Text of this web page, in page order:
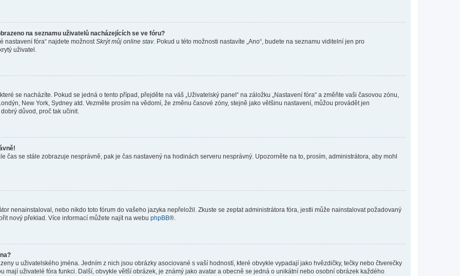
na seznamu uživatelů nacházejících se ve fóru?
nastavení fóra“ najdete možnost Skrýt můj online stav. Pokud u této možnosti nastavíte „Ano“, budete na seznamu viditelní jen pro
uživatel.
se nacházíte. Pokud se jedná o tento případ, přejděte na váš „Uživatelský panel“ na záložku „Nastavení fóra“ a změňte vaši časovou zónu,
New York, Sydney atd. Vezměte prosím na vědomí, že změnu časové zóny, stejně jako většinu nastavení, můžou provádět jen
důvod, proč tak učinit.
čas se stále zobrazuje nesprávně, pak je čas nastavený na hodinách serveru nesprávný. Upozorněte na to, prosím, administrátora, aby mohl
nenainstaloval, nebo nikdo toto fórum do vašeho jazyka nepřeložil. Zkuste se zeptat administrátora fóra, jestli může nainstalovat požadovaný
nový překlad. Více informací můžete najít na webu phpBB®.
u uživatelského jména. Jedním z nich jsou obrázky asociované s vaší hodností, které obvykle vypadají jako hvězdičky, tečky nebo čtverečky
uživatelé fóra funkci. Další, obvykle větší obrázek, je známý jako avatar a obecně se jedná o unikátní nebo osobní obrázek každého